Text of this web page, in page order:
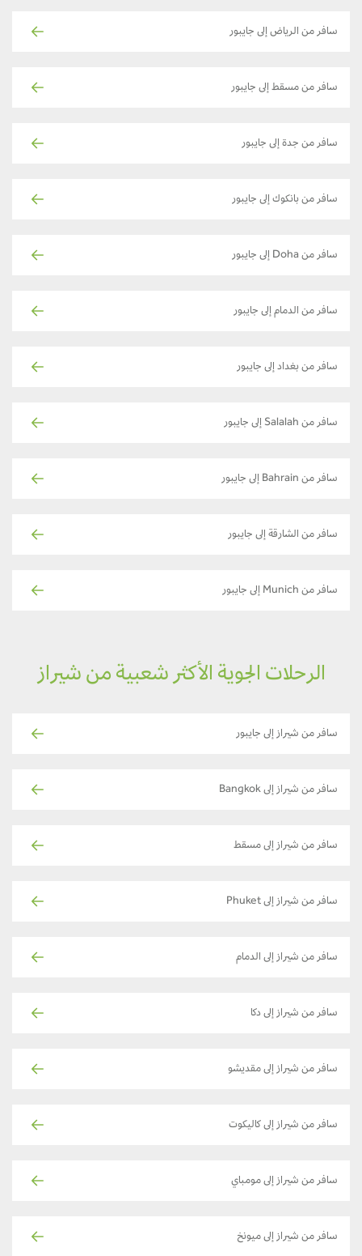
سافر من الرياض إلى جايبور
سافر من مسقط إلى جايبور
سافر من جدة إلى جايبور
سافر من بانكوك إلى جايبور
سافر من Doha إلى جايبور
سافر من الدمام إلى جايبور
سافر من بغداد إلى جايبور
سافر من Salalah إلى جايبور
سافر من Bahrain إلى جايبور
سافر من الشارقة إلى جايبور
سافر من Munich إلى جايبور
الرحلات الجوية الأكثر شعبية من شيراز
سافر من شيراز إلى جايبور
سافر من شيراز إلى Bangkok
سافر من شيراز إلى مسقط
سافر من شيراز إلى Phuket
سافر من شيراز إلى الدمام
سافر من شيراز إلى دكا
سافر من شيراز إلى مقديشو
سافر من شيراز إلى كاليكوت
سافر من شيراز إلى مومباي
سافر من شيراز إلى ميونخ